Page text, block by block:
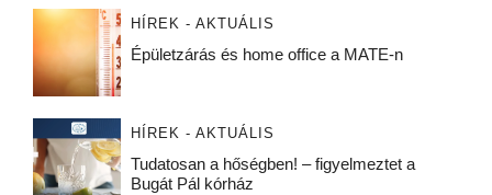
HÍREK - AKTUÁLIS
Épületzárás és home office a MATE-n
HÍREK - AKTUÁLIS
Tudatosan a hőségben! – figyelmeztet a
Bugát Pál kórház